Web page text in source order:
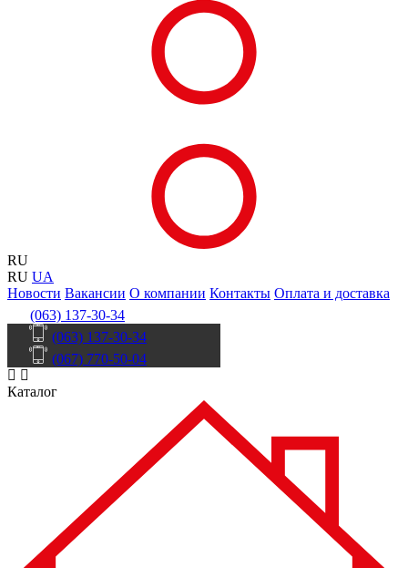
RU
RU UA
Новости Вакансии О компании Контакты Оплата и доставка
(063) 137-30-34
(063) 137-30-34
(067) 770-50-04
Каталог